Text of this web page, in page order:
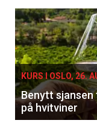
KURS I OSLO, 26.
Benytt
på hvitviner